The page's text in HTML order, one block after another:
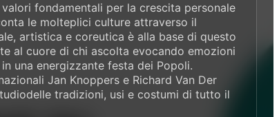
valori fondamentali per la crescita personale
le molteplici culture attraverso il
artistica e coreutica è alla base di questo
al cuore di chi ascolta evocando emozioni
una energizzante festa dei Popoli.
Jan Knoppers e Richard Van Der
tradizioni, usi e costumi di tutto il